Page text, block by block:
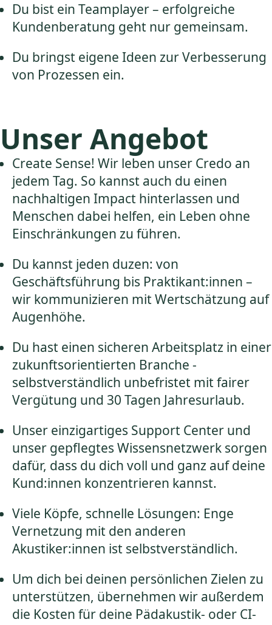
Du bist ein Teamplayer – erfolgreiche
Kundenberatung geht nur gemeinsam.
Du bringst eigene Ideen zur Verbesserung
von Prozessen ein.
Unser Angebot
Create Sense! Wir leben unser Credo an
jedem Tag. So kannst auch du einen
nachhaltigen Impact hinterlassen und
Menschen dabei helfen, ein Leben ohne
Einschränkungen zu führen.
Du kannst jeden duzen: von
Geschäftsführung bis Praktikant:innen –
wir kommunizieren mit Wertschätzung auf
Augenhöhe.
Du hast einen sicheren Arbeitsplatz in einer
zukunftsorientierten Branche -
selbstverständlich unbefristet mit fairer
Vergütung und 30 Tagen Jahresurlaub.
Unser einzigartiges Support Center und
unser gepflegtes Wissensnetzwerk sorgen
dafür, dass du dich voll und ganz auf deine
Kund:innen konzentrieren kannst.
Viele Köpfe, schnelle Lösungen: Enge
Vernetzung mit den anderen
Akustiker:innen ist selbstverständlich.
Um dich bei deinen persönlichen Zielen zu
unterstützen, übernehmen wir außerdem
die Kosten für deine Pädakustik- oder CI-